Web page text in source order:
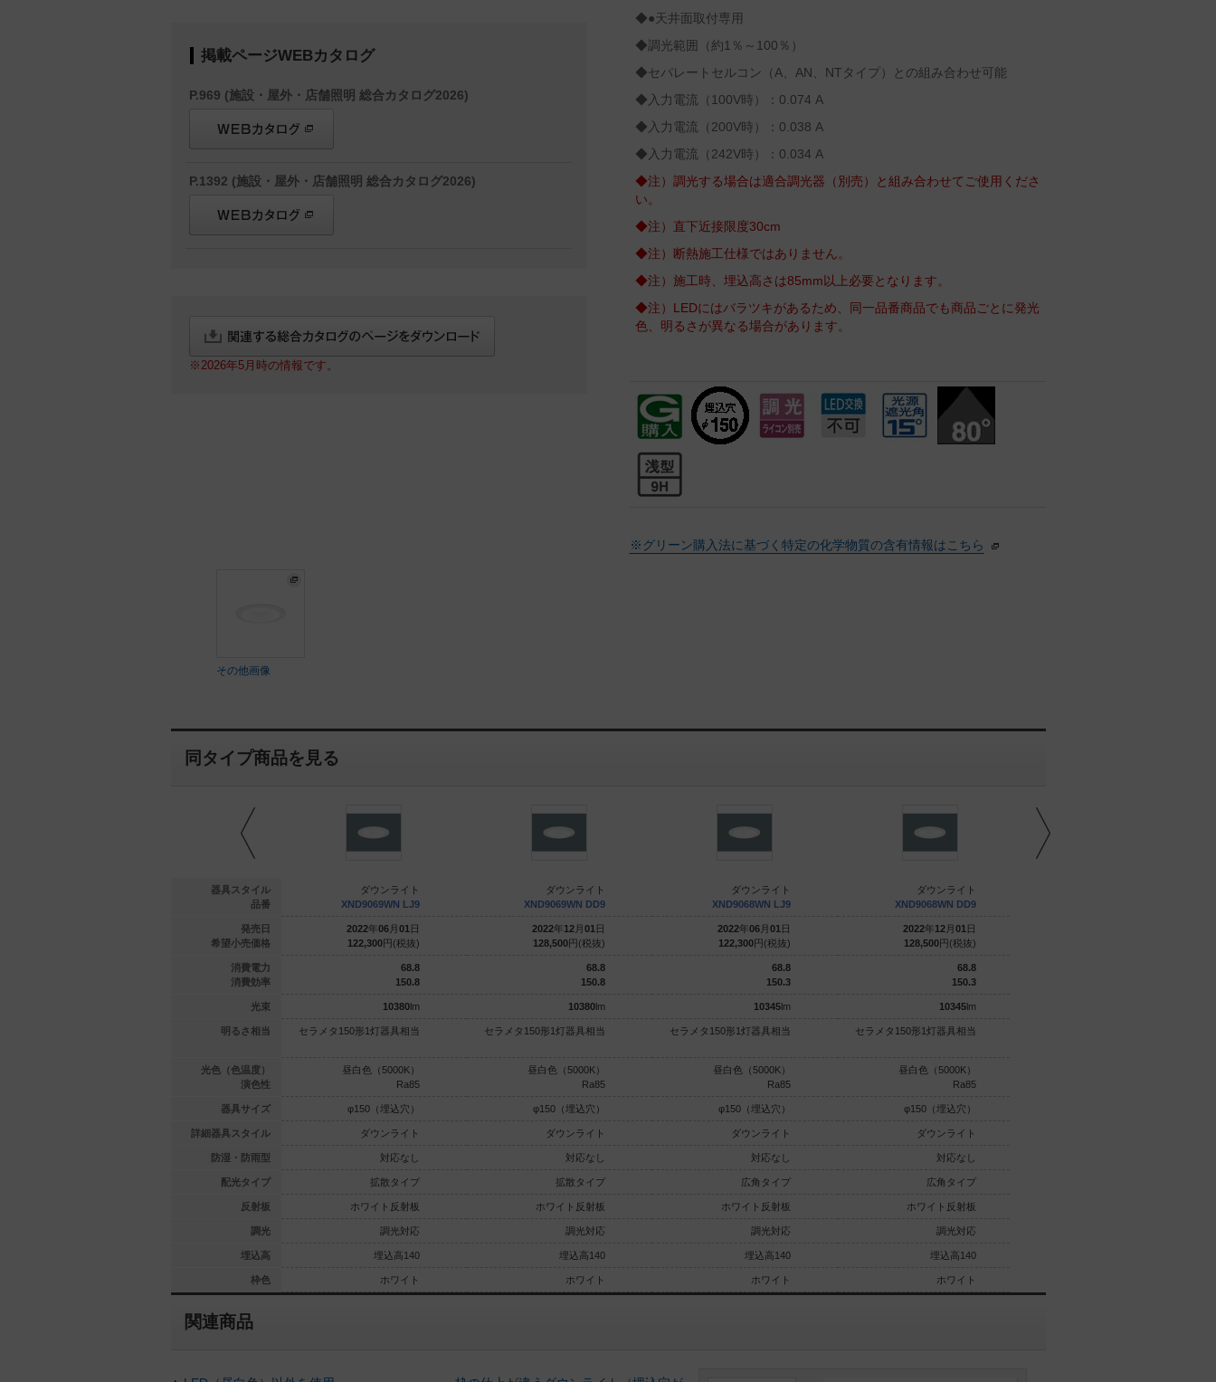
掲載ページWEBカタログ
P.969 (施設・屋外・店舗照明 総合カタログ2026)
P.1392 (施設・屋外・店舗照明 総合カタログ2026)
※2026年5月時の情報です。
◆●天井面取付専用
◆調光範囲（約1％～100％）
◆セパレートセルコン（A、AN、NTタイプ）との組み合わせ可能
◆入力電流（100V時）：0.074 A
◆入力電流（200V時）：0.038 A
◆入力電流（242V時）：0.034 A
◆注）調光する場合は適合調光器（別売）と組み合わせてご使用くださ
い。
◆注）直下近接限度30cm
◆注）断熱施工仕様ではありません。
◆注）施工時、埋込高さは85mm以上必要となります。
◆注）LEDにはバラツキがあるため、同一品番商品でも商品ごとに発光
色、明るさが異なる場合があります。
※グリーン購入法に基づく特定の化学物質の含有情報はこちら
その他画像
同タイプ商品を見る
器具スタイル
品番
発売日
希望小売価格
消費電力
消費効率
光束
明るさ相当
光色（色温度）
演色性
器具サイズ
詳細器具スタイル
防湿・防雨型
配光タイプ
反射板
調光
埋込高
枠色
ダウンライト
円(税抜)
68.8
147.6
セラメタ150形1灯器具相当
温白色（3500K）
φ150（埋込穴）
ダウンライト
対応なし
拡散タイプ
ダウンライト
XND9069WN LJ9
2022年06月 01 日
122,300円(税抜)
68.8
150.8
10380lm
セラメタ150形1灯器具相当
昼白色（5000K）
Ra85
φ150（埋込穴）
ダウンライト
対応なし
拡散タイプ
ホワイト反射板
調光対応
埋込高140
ホワイト
ダウンライト
XND9069WN DD9
2022年12月 01 日
128,500円(税抜)
68.8
150.8
10380lm
セラメタ150形1灯器具相当
昼白色（5000K）
Ra85
φ150（埋込穴）
ダウンライト
対応なし
拡散タイプ
ホワイト反射板
調光対応
埋込高140
ホワイト
ダウンライト
XND9068WN LJ9
2022年06月 01 日
122,300円(税抜)
68.8
150.3
10345lm
セラメタ150形1灯器具相当
昼白色（5000K）
Ra85
φ150（埋込穴）
ダウンライト
対応なし
広角タイプ
ホワイト反射板
調光対応
埋込高140
ホワイト
ダウンライト
XND9068WN DD9
2022年12月 01 日
128,500円(税抜)
68.8
150.3
10345lm
セラメタ150形1灯器具相当
昼白色（5000K）
Ra85
φ150（埋込穴）
ダウンライト
対応なし
広角タイプ
ホワイト反射板
調光対応
埋込高140
ホワイト
関連商品